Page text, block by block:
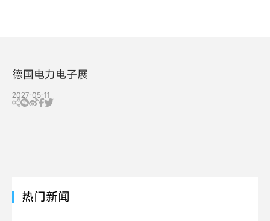
德国电力电子展
2027-05-11
热门新闻